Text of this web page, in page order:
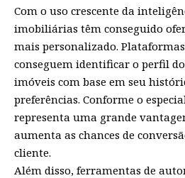
Com o uso crescente da
imobiliárias têm conseguido
mais personalizado.
conseguem identificar o perfil
imóveis com base em seu
preferências. Conforme o
representa uma grande
aumenta as chances de
cliente.
Além disso, ferramentas de